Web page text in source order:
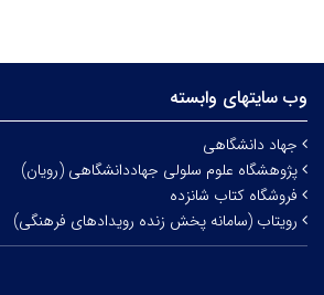
وب سایتهای وابسته
جهاد دانشگاهی
پژوهشگاه علوم سلولی جهاددانشگاهی (رویان)
فروشگاه کتاب شانزده
رویتاب (سامانه پخش زنده رویدادهای فرهنگی)